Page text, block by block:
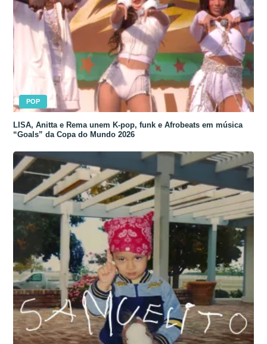
POP
LISA, Anitta e Rema unem K-pop, funk e Afrobeats em música
“Goals” da Copa do Mundo 2026